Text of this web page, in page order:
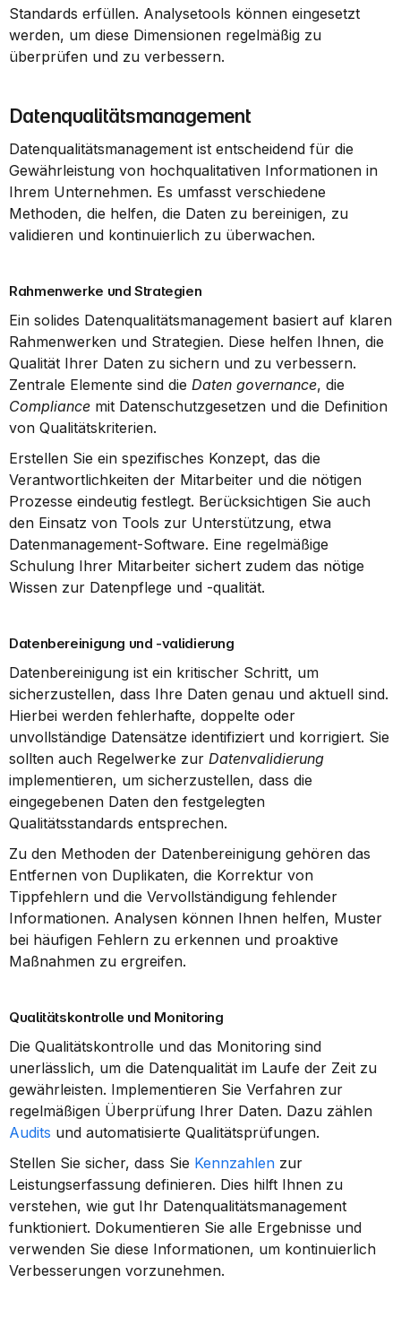
Standards erfüllen. Analysetools können eingesetzt
werden, um diese Dimensionen regelmäßig zu
überprüfen und zu verbessern.
Datenqualitätsmanagement
Datenqualitätsmanagement ist entscheidend für die
Gewährleistung von hochqualitativen Informationen in
Ihrem Unternehmen. Es umfasst verschiedene
Methoden, die helfen, die Daten zu bereinigen, zu
validieren und kontinuierlich zu überwachen.
Rahmenwerke und Strategien
Ein solides Datenqualitätsmanagement basiert auf klaren
Rahmenwerken und Strategien. Diese helfen Ihnen, die
Qualität Ihrer Daten zu sichern und zu verbessern.
Zentrale Elemente sind die Daten governance
Compliance mit Datenschutzgesetzen und die Definition
von Qualitätskriterien.
Erstellen Sie ein spezifisches Konzept, das die
Verantwortlichkeiten der Mitarbeiter und die nötigen
Prozesse eindeutig festlegt. Berücksichtigen Sie auch
den Einsatz von Tools zur Unterstützung, etwa
Datenmanagement-Software. Eine regelmäßige
Schulung Ihrer Mitarbeiter sichert zudem das nötige
Wissen zur Datenpflege und -qualität.
Datenbereinigung und -validierung
Datenbereinigung ist ein kritischer Schritt, um
sicherzustellen, dass Ihre Daten genau und aktuell sind.
Hierbei werden fehlerhafte, doppelte oder
unvollständige Datensätze identifiziert und korrigiert. Sie
sollten auch Regelwerke zur Datenvalidierung
implementieren, um sicherzustellen, dass die
eingegebenen Daten den festgelegten
Qualitätsstandards entsprechen.
Zu den Methoden der Datenbereinigung gehören das
Entfernen von Duplikaten, die Korrektur von
Tippfehlern und die Vervollständigung fehlender
Informationen. Analysen können Ihnen helfen, Muster
bei häufigen Fehlern zu erkennen und proaktive
Maßnahmen zu ergreifen.
Qualitätskontrolle und Monitoring
Die Qualitätskontrolle und das Monitoring sind
unerlässlich, um die Datenqualität im Laufe der Zeit zu
gewährleisten. Implementieren Sie Verfahren zur
Audits und automatisierte Qualitätsprüfungen.
Stellen Sie sicher, dass Sie Kennzahlen zur
Leistungserfassung definieren. Dies hilft Ihnen zu
verstehen, wie gut Ihr Datenqualitätsmanagement
funktioniert. Dokumentieren Sie alle Ergebnisse und
verwenden Sie diese Informationen, um kontinuierlich
Verbesserungen vorzunehmen.